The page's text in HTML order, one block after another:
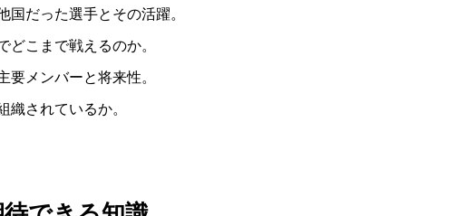
国だった選手とその活躍。
どこまで戦えるのか。
要メンバーと将来性。
織されているか。